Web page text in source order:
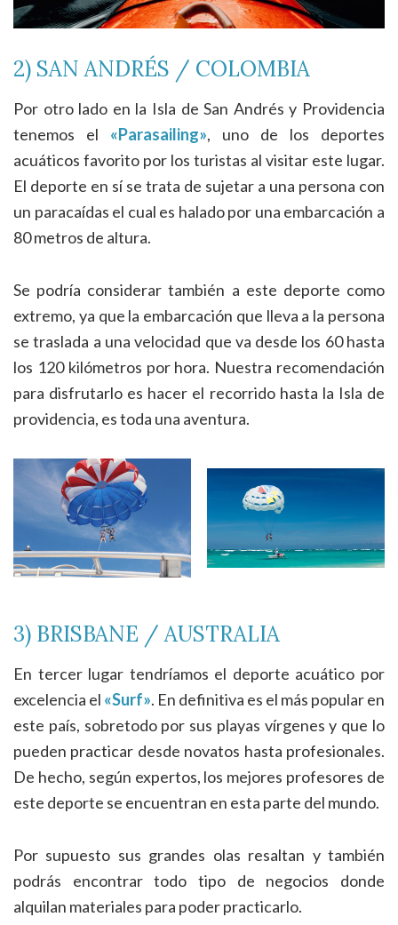
2) SAN ANDRÉS / COLOMBIA
Por otro lado en la Isla de San Andrés y Providencia
tenemos el «Parasailing», uno de los deportes
acuáticos favorito por los turistas al visitar este lugar.
El deporte en sí se trata de sujetar a una persona con
un paracaídas el cual es halado por una embarcación a
80 metros de altura.
Se podría considerar también a este deporte como
extremo, ya que la embarcación que lleva a la persona
se traslada a una velocidad que va desde los 60 hasta
los 120 kilómetros por hora. Nuestra recomendación
para disfrutarlo es hacer el recorrido hasta la Isla de
providencia, es toda una aventura.
3) BRISBANE / AUSTRALIA
En tercer lugar tendríamos el deporte acuático por
excelencia el «Surf». En definitiva es el más popular en
este país, sobretodo por sus playas vírgenes y que lo
pueden practicar desde novatos hasta profesionales.
De hecho, según expertos, los mejores profesores de
este deporte se encuentran en esta parte del mundo.
Por supuesto sus grandes olas resaltan y también
podrás encontrar todo tipo de negocios donde
alquilan materiales para poder practicarlo.